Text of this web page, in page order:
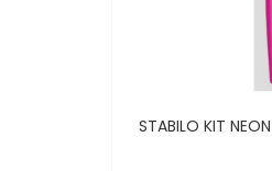
STABILO KIT